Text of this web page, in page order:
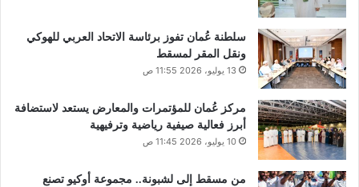
سلطنة عُمان تفوز برئاسة الاتحاد العربي للهوكي
ونقل المقر لمسقط
13 يوليو، 2026 11:55 ص
مركز عُمان للمؤتمرات والمعارض يستعد لاستضافة
أبرز فعالية صيفية رياضية وترفيهية
10 يوليو، 2026 11:45 ص
من مسقط إلى لشبونة.. مجموعة أوكيو تصنع